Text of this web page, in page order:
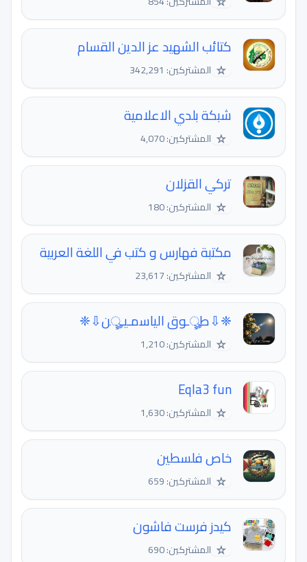
كتائب الشهيد عز الدين القسام
☆ المشتركين: 342,291
شبكة بلدي الاعلامية
☆ المشتركين: 4,070
تركي القزلان
☆ المشتركين: 180
مكتبة فهارس و كتب في اللغة العربية
☆ المشتركين: 23,617
❈⇩طৣـوق الياﺳمـيـৣن⇩❈
☆ المشتركين: 1,210
Eqla3 fun
☆ المشتركين: 1,630
خاص فلسطين
☆ المشتركين: 659
كيدز فرست فاشون
☆ المشتركين: 690